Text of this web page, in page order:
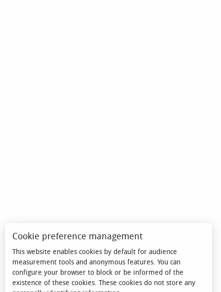
Cookie preference management
This website enables cookies by default for audience
measurement tools and anonymous features. You can
configure your browser to block or be informed of the
existence of these cookies. These cookies do not store any